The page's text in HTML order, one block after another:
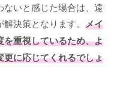
いと感じた場合は、遠
決策となります。 メイ
重視しているため、よ
に応じてくれるでしょ